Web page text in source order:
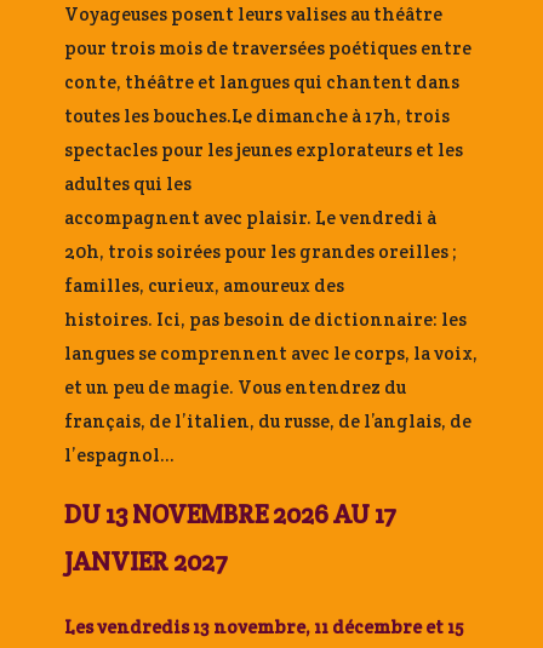
Voyageuses posent leurs valises au théâtre
pour trois mois de traversées poétiques entre
conte, théâtre et langues qui chantent dans
toutes les bouches.Le dimanche à 17h, trois
spectacles pour les jeunes explorateurs et les
adultes qui les
accompagnent avec plaisir. Le vendredi à
20h, trois soirées pour les grandes oreilles ;
familles, curieux, amoureux des
histoires. Ici, pas besoin de dictionnaire: les
langues se comprennent avec le corps, la voix,
et un peu de magie. Vous entendrez du
français, de l’italien, du russe, de l’anglais, de
l’espagnol…
DU 13 NOVEMBRE 2026 AU 17
JANVIER 2027
Les vendredis 13 novembre, 11 décembre et 15